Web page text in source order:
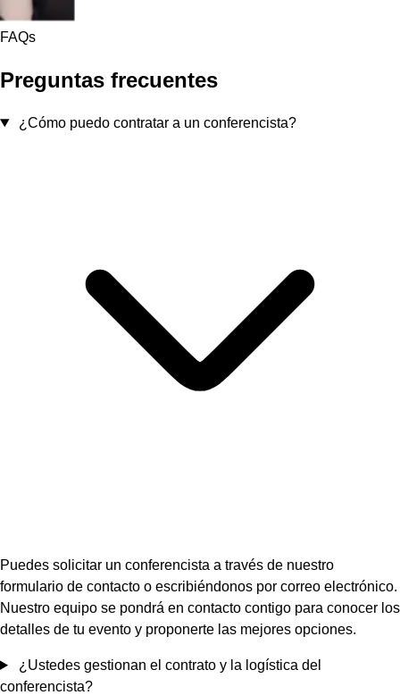
FAQs
Preguntas frecuentes
¿Cómo puedo contratar a un conferencista?
Puedes solicitar un conferencista a través de nuestro
formulario de contacto o escribiéndonos por correo electrónico.
Nuestro equipo se pondrá en contacto contigo para conocer los
detalles de tu evento y proponerte las mejores opciones.
¿Ustedes gestionan el contrato y la logística del
conferencista?